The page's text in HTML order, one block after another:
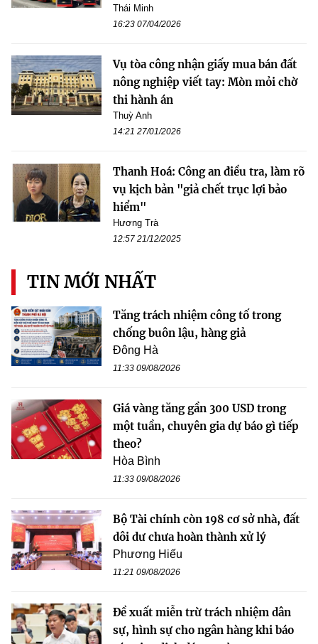
Thái Minh
16:23 07/04/2026
Vụ tòa công nhận giấy mua bán đất
nông nghiệp viết tay: Mòn mỏi chờ
thi hành án
Thuỳ Anh
14:21 27/01/2026
Thanh Hoá: Công an điều tra, làm rõ
vụ kịch bản "giả chết trục lợi bảo
hiểm"
Hương Trà
12:57 21/12/2025
TIN MỚI NHẤT
Tăng trách nhiệm công tố trong
chống buôn lậu, hàng giả
Đông Hà
11:33 09/08/2026
Giá vàng tăng gần 300 USD trong
một tuần, chuyên gia dự báo gì tiếp
theo?
Hòa Bình
11:33 09/08/2026
Bộ Tài chính còn 198 cơ sở nhà, đất
dôi dư chưa hoàn thành xử lý
Phương Hiếu
11:21 09/08/2026
Đề xuất miễn trừ trách nhiệm dân
sự, hình sự cho ngân hàng khi báo